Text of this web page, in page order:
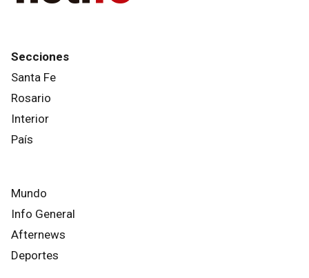
Secciones
Santa Fe
Rosario
Interior
País
Mundo
Info General
Afternews
Deportes